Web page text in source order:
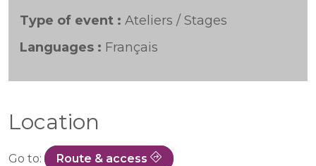
Type of event : Ateliers / Stages
Languages : Français
Location
Go to: Route & access